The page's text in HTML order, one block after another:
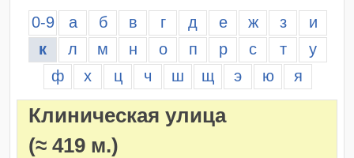
0-9 а б в г д е ж з
и
к
л м н о п р с т
у
ф
х ц ч ш щ э ю я
Клиническая улица
(≈ 419 м.)